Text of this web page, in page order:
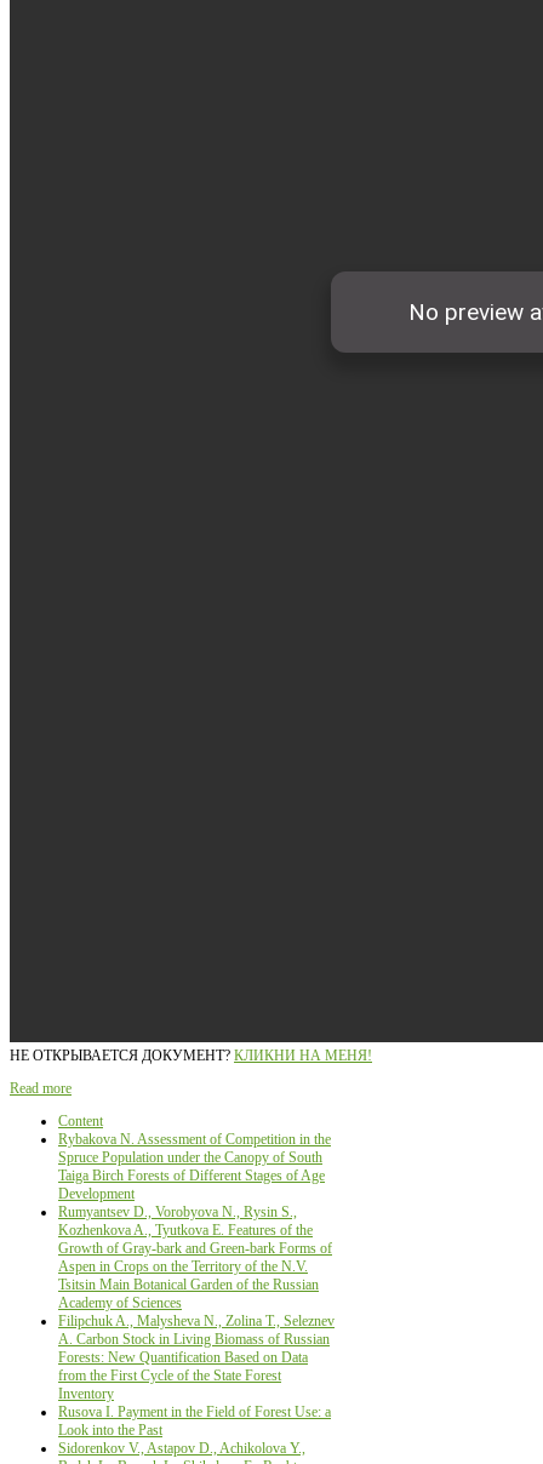
НЕ ОТКРЫВАЕТСЯ ДОКУМЕНТ? КЛИКНИ НА МЕНЯ!
Read more
Content
Rybakova N. Assessment of Сompetition in the
Spruce Population under the Canopy of South
Taiga Birch Forests of Different Stages of Age
Development
Rumyantsev D., Vorobyova N., Rysin S.,
Kozhenkova A., Tyutkova E. Features of the
Growth of Gray-bark and Green-bark Forms of
Aspen in Crops on the Territory of the N.V.
Tsitsin Main Botanical Garden of the Russian
Academy of Sciences
Filipchuk A., Malysheva N., Zolina Т., Seleznev
А. Carbon Stock in Living Biomass of Russian
Forests: New Quantification Based on Data
from the First Cycle of the State Forest
Inventory
Rusova I. Payment in the Field of Forest Use: a
Look into the Past
Sidorenkov V., Astapov D., Achikolova Y.,